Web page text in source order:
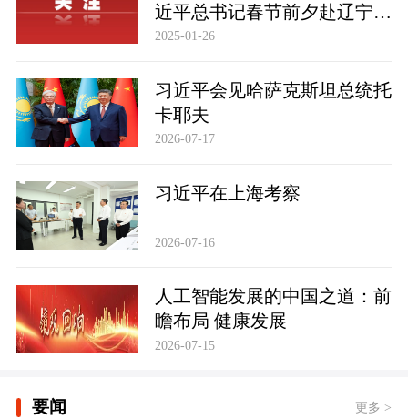
近平总书记春节前夕赴辽宁看
望慰问基层干部群众纪实
2025-01-26
习近平会见哈萨克斯坦总统托
卡耶夫
2026-07-17
习近平在上海考察
2026-07-16
人工智能发展的中国之道：前
瞻布局 健康发展
2026-07-15
要闻 更多 >